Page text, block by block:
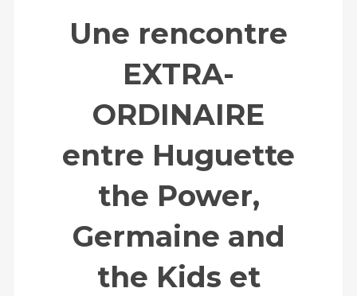
Une rencontre
EXTRA-
ORDINAIRE
entre Huguette
the Power,
Germaine and
the Kids et